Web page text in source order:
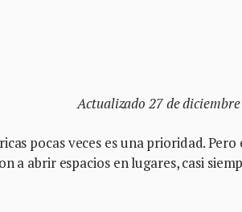
Actualizado 27 de
pocas veces es una prioridad. Pero
a abrir espacios en lugares, casi